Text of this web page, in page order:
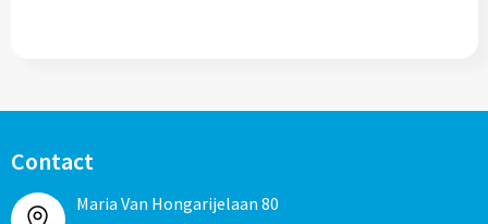
Contact
Maria Van Hongarijelaan 80